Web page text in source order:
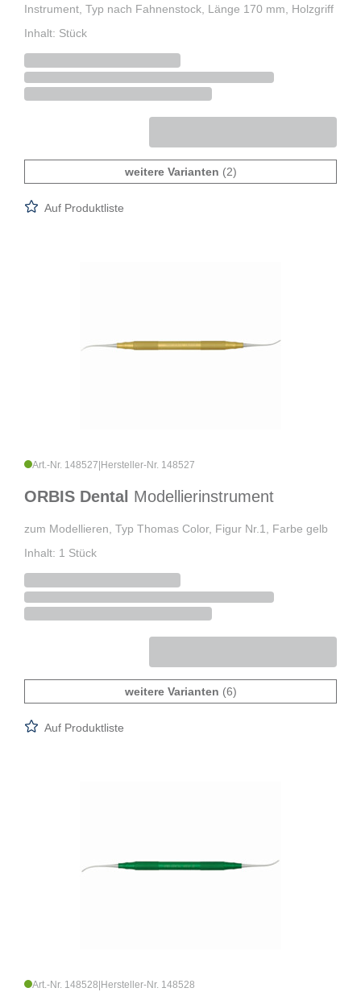
Instrument, Typ nach Fahnenstock, Länge 170 mm, Holzgriff
Inhalt: Stück
weitere Varianten (2)
Auf Produktliste
Art.-Nr. 148527 Hersteller-Nr. 148527
ORBIS Dental Modellierinstrument
zum Modellieren, Typ Thomas Color, Figur Nr.1, Farbe gelb
Inhalt: 1 Stück
weitere Varianten (6)
Auf Produktliste
Art.-Nr. 148528 Hersteller-Nr. 148528